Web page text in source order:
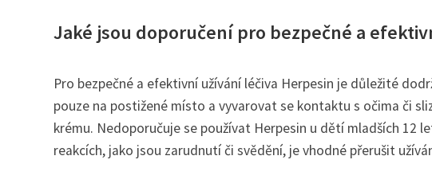
Jaké jsou doporučení pro bezpečné a
Pro bezpečné a efektivní užívání léčiva Herpesin je důležité
pouze na postižené místo a vyvarovat se kontaktu s očima či
krému. Nedoporučuje se používat Herpesin u dětí mladších 12
reakcích, jako jsou zarudnutí či svědění, je vhodné přerušit